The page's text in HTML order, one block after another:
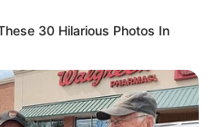
Grab Tissues Before You
30 Hilarious Photos In